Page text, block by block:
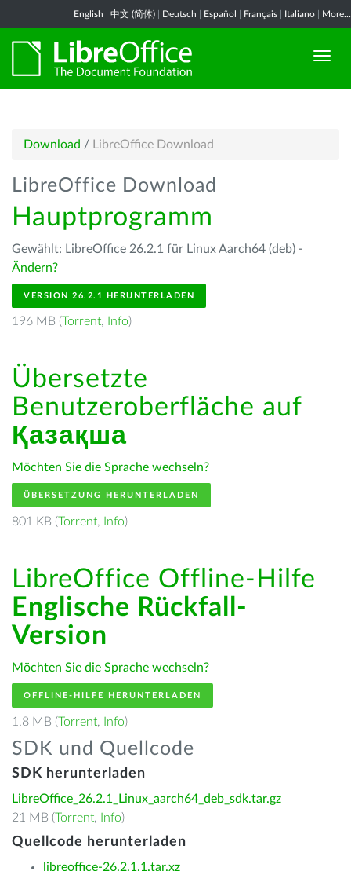
English 中文 (简体) Deutsch Español Français Italiano More...
Download / LibreOffice Download
LibreOffice Download
Hauptprogramm
Gewählt: LibreOffice 26.2.1 für Linux Aarch64 (deb) -
Ändern?
VERSION 26.2.1 HERUNTERLADEN
196 MB (Torrent, Info)
Übersetzte
Benutzeroberfläche auf
Қазақша
Möchten Sie die Sprache wechseln?
ÜBERSETZUNG HERUNTERLADEN
801 KB (Torrent, Info)
LibreOffice Offline-Hilfe
Englische Rückfall-
Version
Möchten Sie die Sprache wechseln?
OFFLINE-HILFE HERUNTERLADEN
1.8 MB (Torrent, Info)
SDK und Quellcode
SDK herunterladen
LibreOffice_26.2.1_Linux_aarch64_deb_sdk.tar.gz
21 MB (Torrent, Info)
Quellcode herunterladen
libreoffice-26.2.1.1.tar.xz